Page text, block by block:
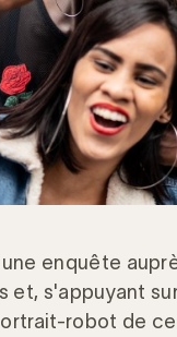
une enquête
et, s'appuyant
robot de